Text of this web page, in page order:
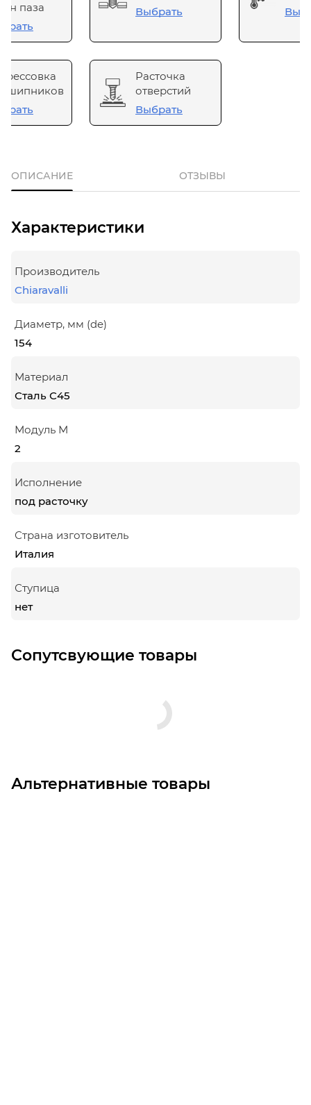
паза
Выбрать
Расточка
отверстий
Выбрать
ОПИСАНИЕ ОТЗЫВЫ
Характеристики
Производитель
Chiaravalli
Диаметр, мм (de)
154
Материал
Сталь С45
Модуль М
2
Исполнение
под расточку
Страна изготовитель
Италия
Ступица
нет
Сопутсвующие товары
Альтернативные товары